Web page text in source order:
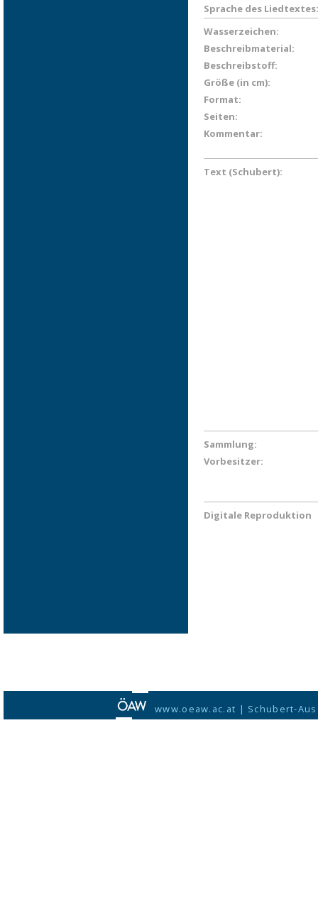
Sprache des Liedtextes:
Wasserzeichen:
Beschreibmaterial:
Beschreibstoff:
Größe (in cm):
Format:
Seiten:
Kommentar:
Text (Schubert):
Sammlung:
Vorbesitzer:
Digitale Reproduktion
www.oeaw.ac.at | Schubert-